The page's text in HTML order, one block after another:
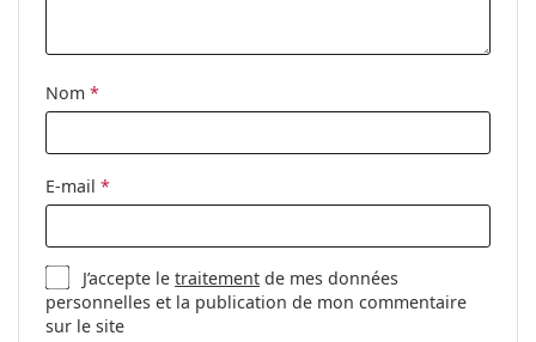
nettoyage:
Autres
Catégorie:
Marque:
Code:
Nom *
E-mail *
J’accepte letraitement de mes données
personnelles et la publication de mon commentaire
sur le site